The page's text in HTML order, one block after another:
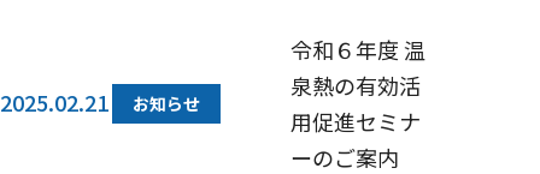
2025.02.21 お知らせ
令和６年度 温
泉熱の有効活
用促進セミナ
ーのご案内